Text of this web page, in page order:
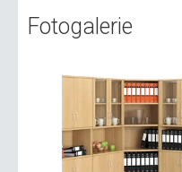
Fotogalerie